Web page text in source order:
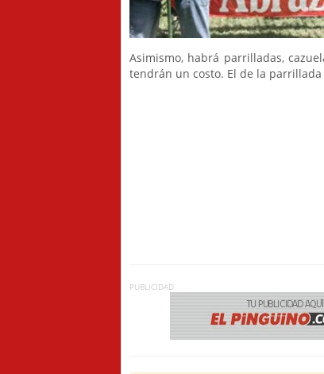
Asimismo, habrá parrilladas,
tendrán un costo. El de la
PUBLICIDAD